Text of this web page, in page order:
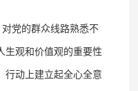
党的群众线路熟悉不
生观和价值观的重要性
行动上建立起全心全意